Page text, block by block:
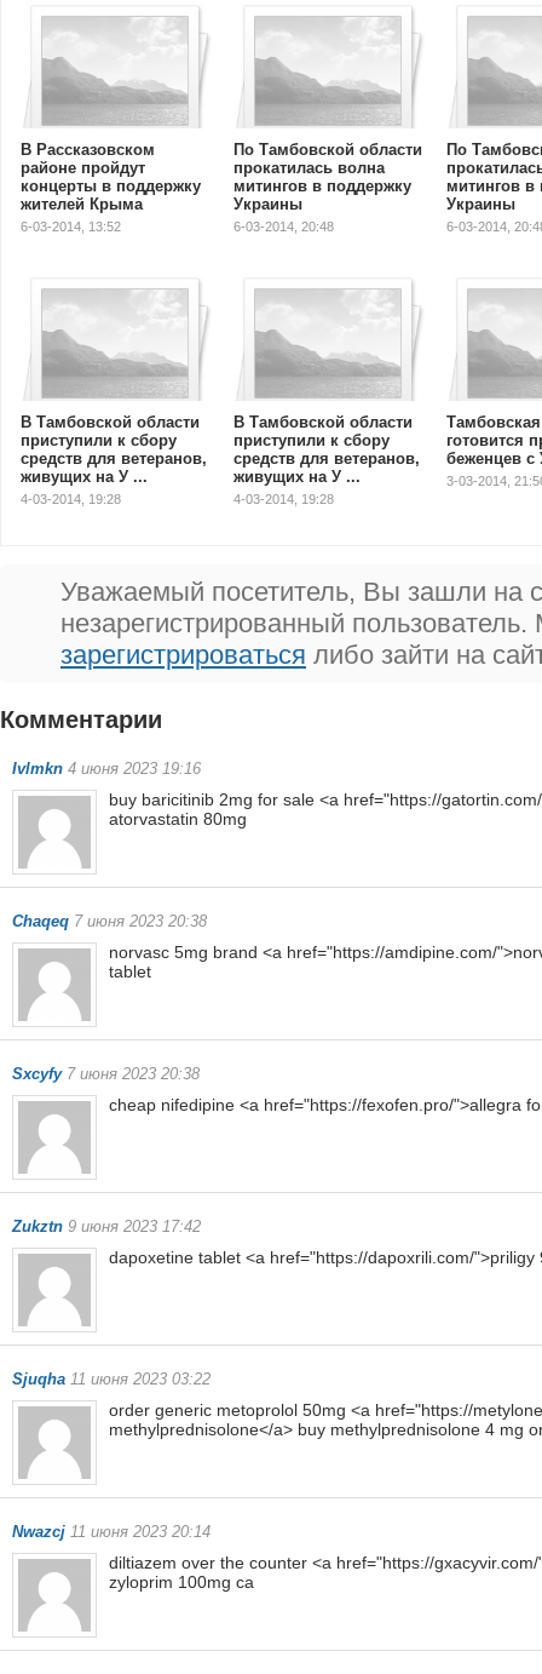
В Рассказовском
районе пройдут
концерты в поддержку
жителей Крыма
6-03-2014, 13:52
По Тамбовской области
прокатилась волна
митингов в поддержку
Украины
6-03-2014, 20:48
По
митингов в
Украины
6-03-2014,
В Тамбовcкой области
приступили к сбору
средств для ветеранов,
живущих на У ...
4-03-2014, 19:28
В Тамбовcкой области
приступили к сбору
средств для ветеранов,
живущих на У ...
4-03-2014, 19:28
готовится
беженцев с
3-03-2014,
Уважаемый посетитель, Вы зашли на
незарегистрированный
зарегистрироваться либо зайти на
Комментарии
Ivlmkn 4 июня 2023 19:16
buy baricitinib 2mg for sale <a href="https://
atorvastatin 80mg
Chaqeq 7 июня 2023 20:38
norvasc 5mg brand <a href="https://amdipine.com/
tablet
Sxcyfy7 июня 2023 20:38
cheap nifedipine <a href="https://fexofen.pro/">allegra
Zukztn 9 июня 2023 17:42
dapoxetine tablet <a href="https://dapoxrili.com/
Sjuqha 11 июня 2023 03:22
order generic metoprolol 50mg <a href="https://
methylprednisolone</a> buy methylprednisolone 4 mg
Nwazcj 11 июня 2023 20:14
diltiazem over the counter <a href="https://
zyloprim 100mg ca